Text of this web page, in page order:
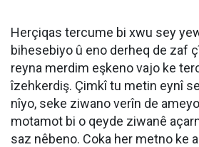
Herçiqas tercume bi xwu sey
bihesebiyo û eno derheq de zaf
reyna merdim eşkeno vajo ke
îzehkerdiş. Çimkî tu metin eynî
nîyo, seke ziwano verîn de
motamot bi o qeyde ziwanê
saz nêbeno. Coka her metno ke